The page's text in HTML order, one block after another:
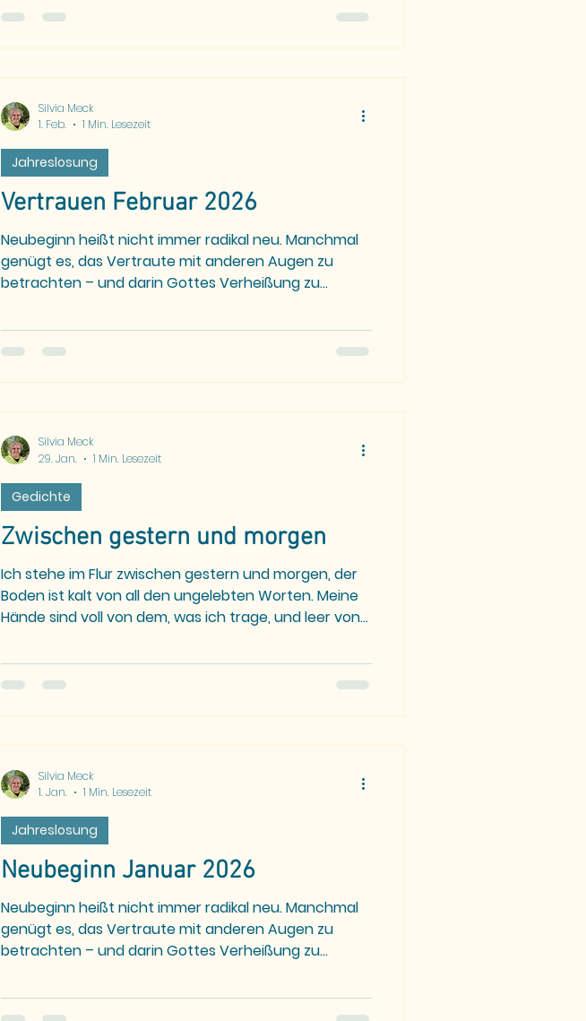
Vertrauen Februar 2026
Neubeginn heißt nicht immer radikal neu. Manchmal
genügt es, das Vertraute mit anderen Augen zu
betrachten – und darin Gottes Verheißung zu
Jahreslosung
Silvia Meck
1. Feb.
1 Min. Lesezeit
Zwischen gestern und morgen
Ich stehe im Flur zwischen gestern und morgen, der
Boden ist kalt von all den ungelebten Worten. Meine
Hände sind voll von dem, was ich trage, und leer von
mehr – nur meine Schritte. Was bleibt, wenn niemand
fragt, ist das, was ich mir selbst erbitte. Ich klopfe
Hoffen, die Tür ist nicht zu, aber auch nicht offen.
Gedichte
Silvia Meck
29. Jan.
1 Min. Lesezeit
Neubeginn Januar 2026
Neubeginn heißt nicht immer radikal neu. Manchmal
genügt es, das Vertraute mit anderen Augen zu
betrachten – und darin Gottes Verheißung zu
Jahreslosung
Silvia Meck
1. Jan.
1 Min. Lesezeit